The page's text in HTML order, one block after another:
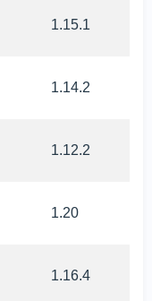
1.15.1
1.14.2
1.12.2
1.20
1.16.4